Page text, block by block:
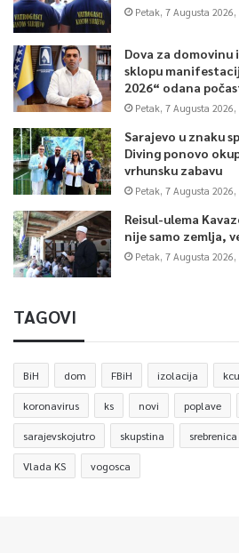
Petak, 7 Augusta 2026,
Dova za domovinu
sklopu
2026“ odana
Petak, 7 Augusta 2026,
Sarajevo u znaku
Diving ponovo
vrhunsku zabavu
Petak, 7 Augusta 2026,
Reisul-ulema
nije samo zemlja,
Petak, 7 Augusta 2026,
TAGOVI
BiH dom FBiH izolacija
koronavirus ks novi poplave
sarajevskojutro skupstina srebrenica
Vlada KS vogosca